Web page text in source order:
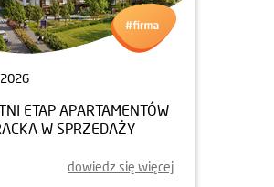
ETAP APARTAMENTÓW
W SPRZEDAŻY
dowiedz się więcej